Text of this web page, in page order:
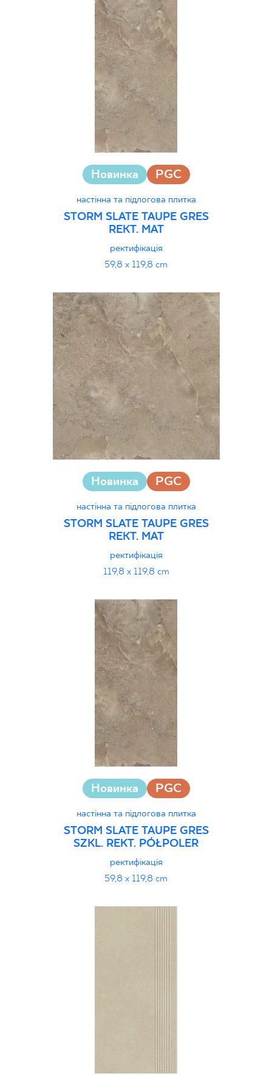
Новинка PGC
настінна та підлогова плитка
STORM SLATE TAUPE GRES
REKT. MAT
ректифікація
59,8 x 119,8 cm
Новинка PGC
настінна та підлогова плитка
STORM SLATE TAUPE GRES
REKT. MAT
ректифікація
119,8 x 119,8 cm
Новинка PGC
настінна та підлогова плитка
STORM SLATE TAUPE GRES
SZKL. REKT. PÓŁPOLER
ректифікація
59,8 x 119,8 cm